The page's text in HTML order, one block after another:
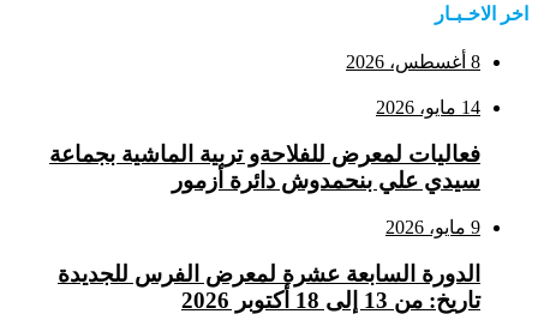
اخر الاخـبـار
8 أغسطس، 2026
14 مايو، 2026
فعاليات لمعرض للفلاحةو تربية الماشية بجماعة
سيدي علي بنحمدوش دائرة أزمور
9 مايو، 2026
الدورة السابعة عشرة لمعرض الفرس للجديدة
تاريخ: من 13 إلى 18 أكتوبر 2026